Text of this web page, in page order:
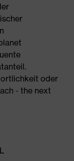
oder
- the next